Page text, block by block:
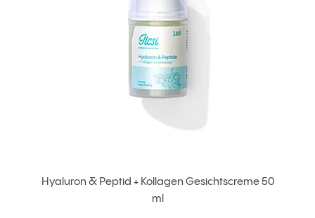
Hyaluron & Peptid + Kollagen Gesichtscreme 50
ml